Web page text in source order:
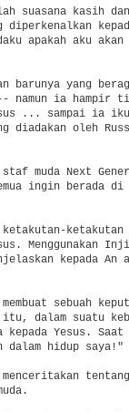
suasana kasih
diperkenalkan
apakah aku akan
barunya yang
namun ia hampir
... sampai ia
diadakan oleh
muda Next
ingin berada di
ketakutan
Menggunakan
kepada An
sebuah
dalam suatu
kepada Yesus. Saat
dalam hidup saya!"